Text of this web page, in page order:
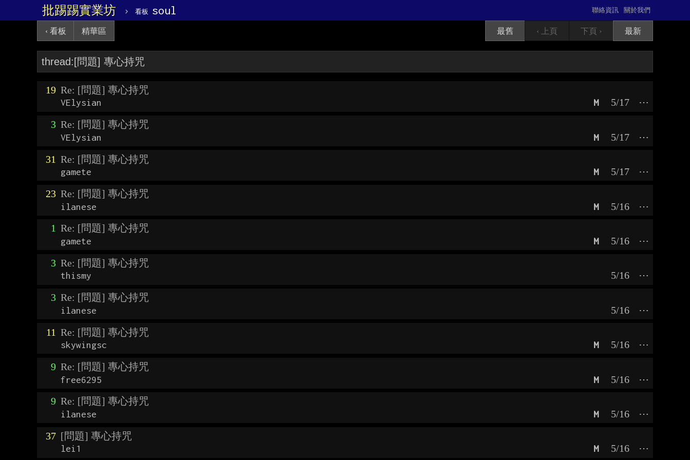
批踢踢實業坊 › 看板 soul 關於我們
聯絡資訊
‹ 看板 精華區 最舊 ‹ 上頁 下頁 › 最新
19 Re: [問題] 專心持咒
VElysian ⋯
5/17
M
3 Re: [問題] 專心持咒
VElysian ⋯
5/17
M
31 Re: [問題] 專心持咒
gamete ⋯
5/17
M
23 Re: [問題] 專心持咒
ilanese ⋯
5/16
M
1 Re: [問題] 專心持咒
gamete ⋯
5/16
M
3 Re: [問題] 專心持咒
thismy ⋯
5/16
3 Re: [問題] 專心持咒
ilanese ⋯
5/16
11 Re: [問題] 專心持咒
skywingsc ⋯
5/16
M
9 Re: [問題] 專心持咒
free6295 ⋯
5/16
M
9 Re: [問題] 專心持咒
ilanese ⋯
5/16
M
37 [問題] 專心持咒
lei1 ⋯
5/16
M